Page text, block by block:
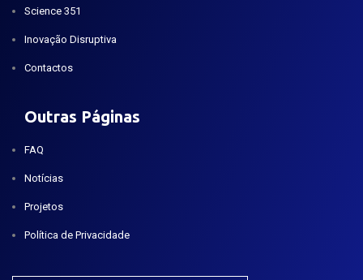
Science 351
Inovação Disruptiva
Contactos
Outras Páginas
FAQ
Notícias
Projetos
Política de Privacidade